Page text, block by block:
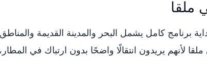
ملقا
كامل يشمل البحر والمدينة القديمة والمناطق
لأنهم يريدون انتقالًا واضحًا بدون ارتباك في